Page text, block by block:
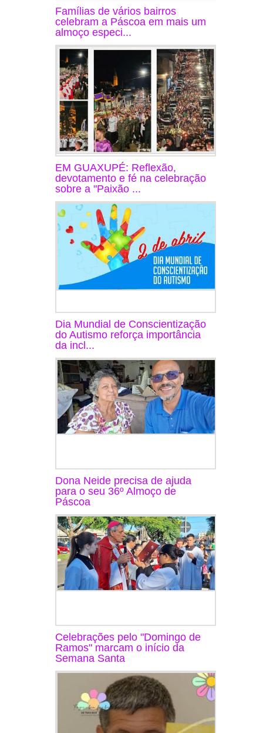
Famílias de vários bairros
celebram a Páscoa em mais um
almoço especi...
EM GUAXUPÉ: Reflexão,
devotamento e fé na celebração
sobre a "Paixão ...
Dia Mundial de Conscientização
do Autismo reforça importância
da incl...
Dona Neide precisa de ajuda
para o seu 36º Almoço de
Páscoa
Celebrações pelo "Domingo de
Ramos" marcam o início da
Semana Santa